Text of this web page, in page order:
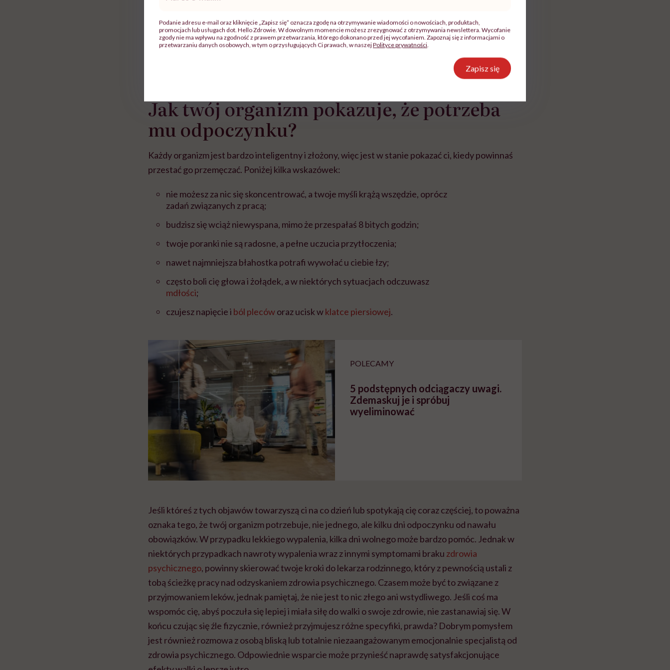
Jak twój organizm pokazuje, że potrzeba
mu odpoczynku?
Każdy organizm jest bardzo inteligentny i złożony, więc jest w stanie pokazać ci, kiedy powinnaś
przestać go przemęczać. Poniżej kilka wskazówek:
nie możesz za nic się skoncentrować, a twoje myśli krążą wszędzie, oprócz
zadań związanych z pracą;
budzisz się wciąż niewyspana, mimo że przespałaś 8 bitych godzin;
twoje poranki nie są radosne, a pełne uczucia przytłoczenia;
nawet najmniejsza błahostka potrafi wywołać u ciebie łzy;
często boli cię głowa i żołądek, a w niektórych sytuacjach odczuwasz
mdłości;
czujesz napięcie i ból plecóworaz ucisk wklatce piersiowej.
POLECAMY
5 podstępnych odciągaczy uwagi.
Zdemaskuj je i spróbuj
wyeliminować
Jeśli któreś z tych objawów towarzyszą ci na co dzień lub spotykają cię coraz częściej, to poważna
oznaka tego, że twój organizm potrzebuje, nie jednego, ale kilku dni odpoczynku od nawału
obowiązków. W przypadku lekkiego wypalenia, kilka dni wolnego może bardzo pomóc. Jednak w
niektórych przypadkach nawroty wypalenia wraz z innymi symptomami braku zdrowia
psychicznego, powinny skierować twoje kroki do lekarza rodzinnego, który z pewnością ustali z
tobą ścieżkę pracy nad odzyskaniem zdrowia psychicznego. Czasem może być to związane z
przyjmowaniem leków, jednak pamiętaj, że nie jest to nic złego ani wstydliwego. Jeśli coś ma
wspomóc cię, abyś poczuła się lepiej i miała siłę do walki o swoje zdrowie, nie zastanawiaj się. W
końcu czując się źle fizycznie, również przyjmujesz różne specyfiki, prawda? Dobrym pomysłem
jest również rozmowa z osobą bliską lub totalnie niezaangażowanym emocjonalnie specjalistą od
zdrowia psychicznego. Odpowiednie wsparcie może przynieść naprawdę satysfakcjonujące
mail*
Podanie adresu e-mail oraz kliknięcie „Zapisz się” oznacza zgodę na otrzymywanie wiadomości o nowościach, produktach,
promocjach lub usługach dot. Hello Zdrowie. W dowolnym momencie możesz zrezygnować z otrzymywania newslettera. Wycofanie
zgody nie ma wpływu na zgodność z prawem przetwarzania, którego dokonano przed jej wycofaniem. Zapoznaj się z informacjami o
przetwarzaniu danych osobowych, w tym o przysługujących Ci prawach, w naszejPolityce prywatności.
Zapisz się